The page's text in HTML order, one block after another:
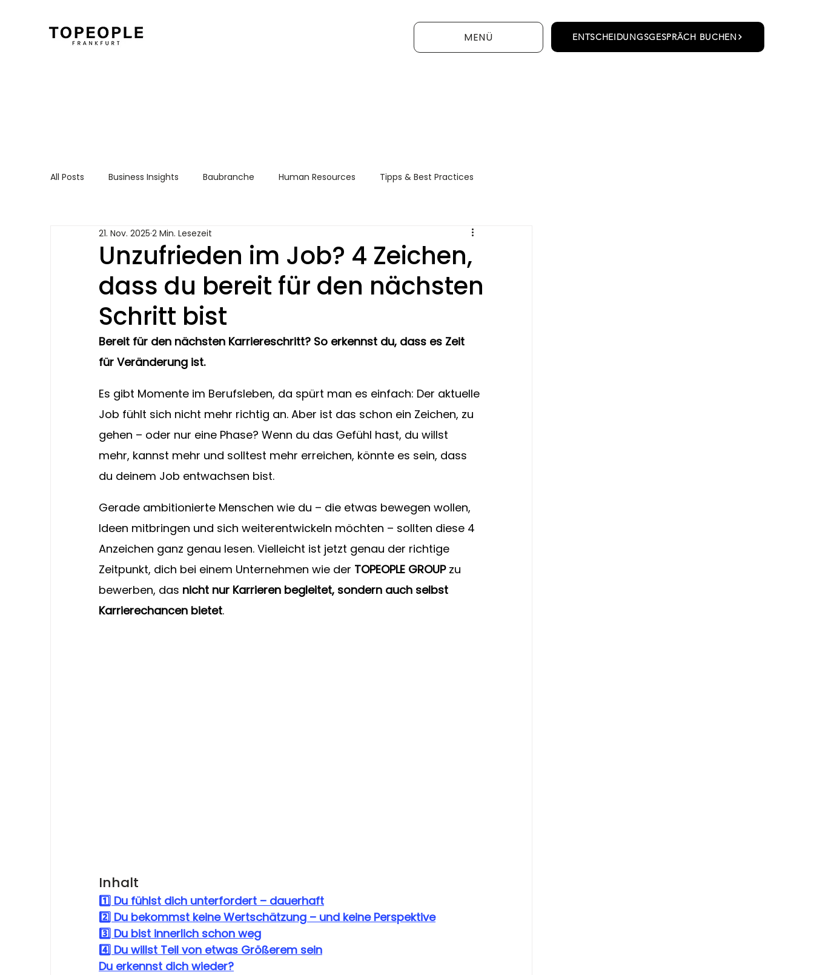
MENÜ ENTSCHEIDUNGSGESPRÄCH BUCHEN
All Posts Business Insights Baubranche Human Resources Tipps & Best Practices
Unzufrieden im Job? 4 Zeichen,
dass du bereit für den nächsten
Schritt bist
21. Nov. 2025 2 Min. Lesezeit
Bereit für den nächsten Karriereschritt? So erkennst du, dass es Zeit
für Veränderung ist.
Es gibt Momente im Berufsleben, da spürt man es einfach: Der aktuelle
Job fühlt sich nicht mehr richtig an. Aber ist das schon ein Zeichen, zu
gehen – oder nur eine Phase? Wenn du das Gefühl hast, du willst
mehr, kannst mehr und solltest mehr erreichen, könnte es sein, dass
du deinem Job entwachsen bist.
Gerade ambitionierte Menschen wie du – die etwas bewegen wollen,
Ideen mitbringen und sich weiterentwickeln möchten – sollten diese 4
Anzeichen ganz genau lesen. Vielleicht ist jetzt genau der richtige
Zeitpunkt, dich bei einem Unternehmen wie der TOPEOPLE GROUP zu
bewerben, das nicht nur Karrieren begleitet, sondern auch selbst
Karrierechancen bietet.
Inhalt
1️⃣ Du fühlst dich unterfordert – dauerhaft
2️⃣ Du bekommst keine Wertschätzung – und keine Perspektive
3️⃣ Du bist innerlich schon weg
4️⃣ Du willst Teil von etwas Größerem sein
Du erkennst dich wieder?